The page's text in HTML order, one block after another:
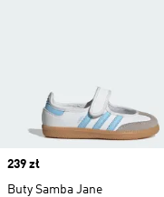
Price
239 zł
Buty Samba Jane